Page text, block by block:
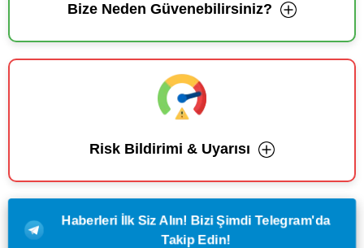
Bize Neden Güvenebilirsiniz?
Risk Bildirimi & Uyarısı
Haberleri İlk Siz Alın! Bizi Şimdi Telegram'da
Takip Edin!